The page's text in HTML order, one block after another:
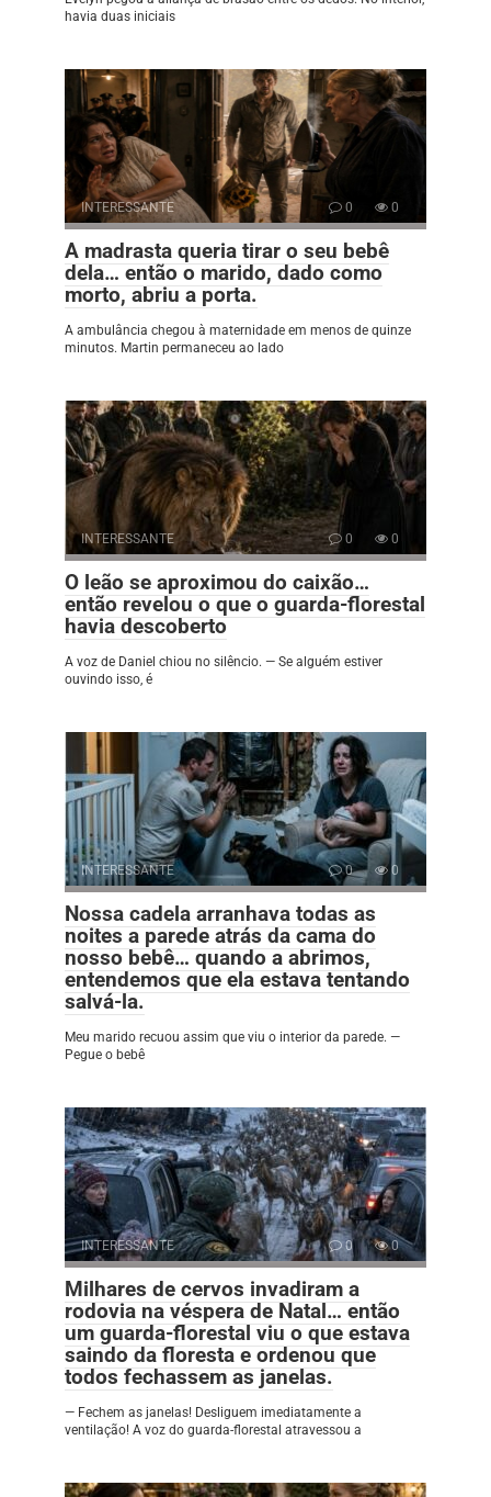
havia duas iniciais
INTERESSANTE 0 0
A madrasta queria tirar o seu bebê
dela… então o marido, dado como
morto, abriu a porta.
A ambulância chegou à maternidade em menos de quinze
minutos. Martin permaneceu ao lado
INTERESSANTE 0 0
O leão se aproximou do caixão…
então revelou o que o guarda-florestal
havia descoberto
A voz de Daniel chiou no silêncio. — Se alguém estiver
ouvindo isso, é
INTERESSANTE 0 0
Nossa cadela arranhava todas as
noites a parede atrás da cama do
nosso bebê… quando a abrimos,
entendemos que ela estava tentando
salvá-la.
Meu marido recuou assim que viu o interior da parede. —
Pegue o bebê
INTERESSANTE 0 0
Milhares de cervos invadiram a
rodovia na véspera de Natal… então
um guarda-florestal viu o que estava
saindo da floresta e ordenou que
todos fechassem as janelas.
— Fechem as janelas! Desliguem imediatamente a
ventilação! A voz do guarda-florestal atravessou a